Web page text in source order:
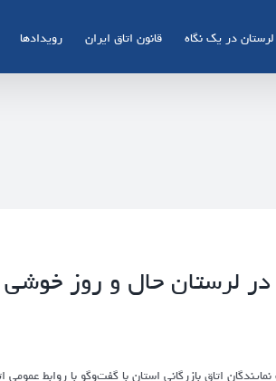
لرستان در یک نگاه قانون اتاق ایران رویدادها
لرستان حال و روز خوشی
اتاق بازرگانی استان با گفت‌وگو با روابط